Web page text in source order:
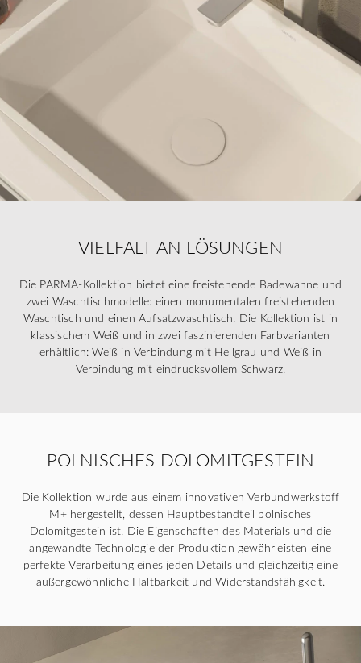
VIELFALT AN LÖSUNGEN
Die PARMA-Kollektion bietet eine freistehende Badewanne und
zwei Waschtischmodelle: einen monumentalen freistehenden
Waschtisch und einen Aufsatzwaschtisch. Die Kollektion ist in
klassischem Weiß und in zwei faszinierenden Farbvarianten
erhältlich: Weiß in Verbindung mit Hellgrau und Weiß in
Verbindung mit eindrucksvollem Schwarz.
POLNISCHES DOLOMITGESTEIN
Die Kollektion wurde aus einem innovativen Verbundwerkstoff
M+ hergestellt, dessen Hauptbestandteil polnisches
Dolomitgestein ist. Die Eigenschaften des Materials und die
angewandte Technologie der Produktion gewährleisten eine
perfekte Verarbeitung eines jeden Details und gleichzeitig eine
außergewöhnliche Haltbarkeit und Widerstandsfähigkeit.